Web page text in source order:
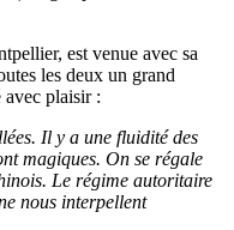
est venue avec sa
les deux un grand
plaisir :
Il y a une fluidité des
magiques. On se régale
Le régime autoritaire
nous interpellent